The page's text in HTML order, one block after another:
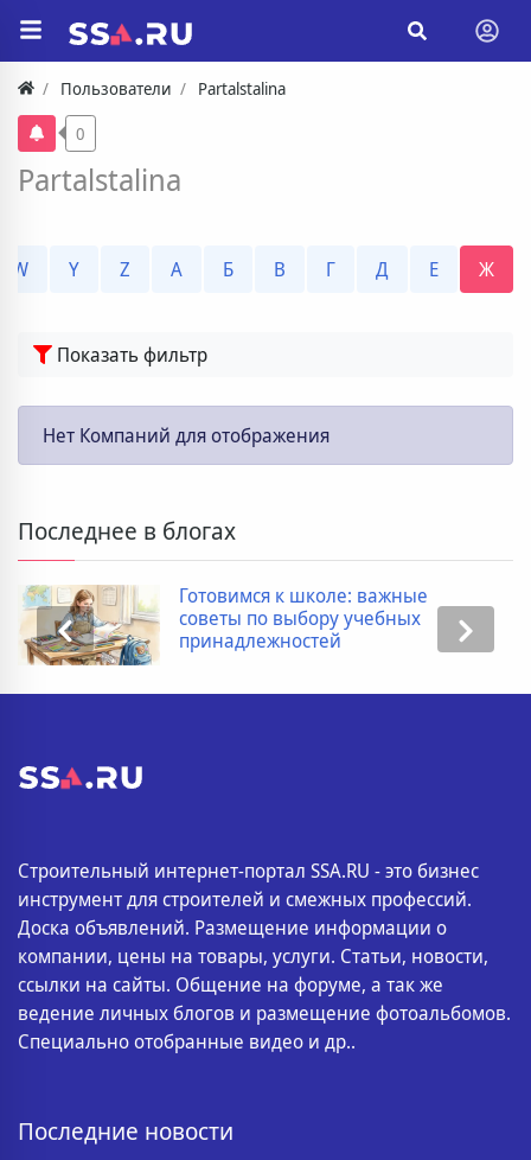
Пользователи Partalstalina
Partalstalina
0
W Y Z А Б В Г Д Е Ж
Показать фильтр
Нет Компаний для отображения
Последнее в блогах
Готовимся к школе: важные
советы по выбору учебных
принадлежностей
Строительный интернет-портал SSA.RU - это бизнес
инструмент для строителей и смежных профессий.
Доска объявлений. Размещение информации о
компании, цены на товары, услуги. Статьи, новости,
ссылки на сайты. Общение на форуме, а так же
ведение личных блогов и размещение фотоальбомов.
Специально отобранные видео и др..
Последние новости